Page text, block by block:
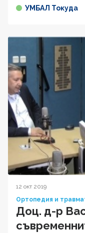
УМБАЛ Токуда
12 окт 2019
Ортопедия и
Доц. д-р